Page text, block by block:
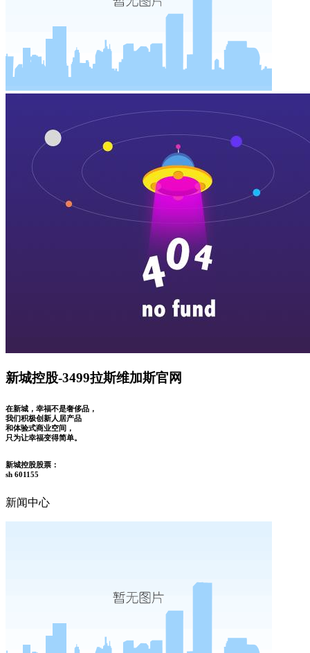
新城控股-3499拉斯维加斯官网
在新城，幸福不是奢侈品，
我们积极创新人居产品
和体验式商业空间，
只为让幸福变得简单。
新城控股股票：
sh 601155
新闻中心